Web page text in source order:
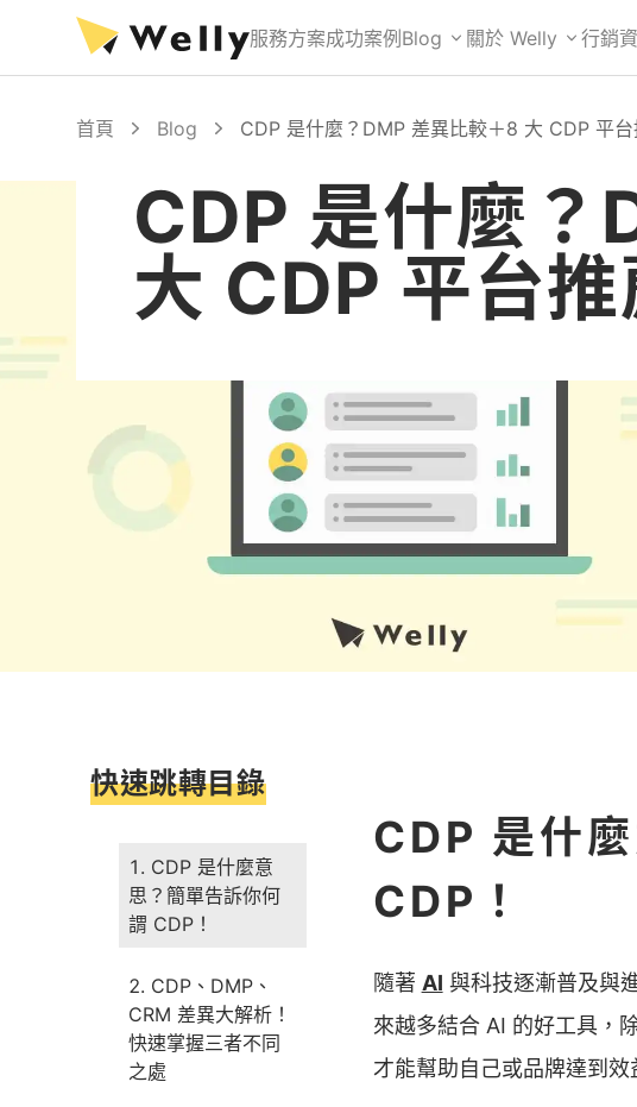
服務方案成功案例 Blog 關於 Welly 行銷
首頁 Blog CDP 是什麼？DMP 差異比較＋8 大 CDP 平台
CDP 是什麼？
大 CDP 平台推
快速跳轉目錄
CDP 是什麼意
思？簡單告訴你何
謂 CDP！
CDP、DMP、
CRM 差異大解析！
快速掌握三者不同
之處
CDP 是什
CDP！
隨著 AI 與科技逐漸普及與
來越多結合 AI 的好工具，
才能幫助自己或品牌達到效